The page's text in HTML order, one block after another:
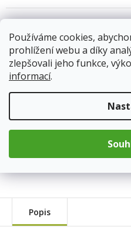
Používáme cookies,
prohlížení webu a díky
zlepšovali jeho funkce,
informací.
Kód produktu:
Přírodní péče o
Popis